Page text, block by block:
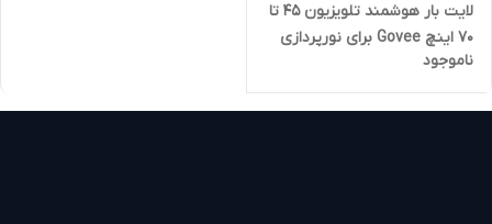
لایت بار هوشمند تلویزیون ۴۵ تا
۷۰ اینچ Govee برای نورپردازی
پشت تلویزیون
ناموجود